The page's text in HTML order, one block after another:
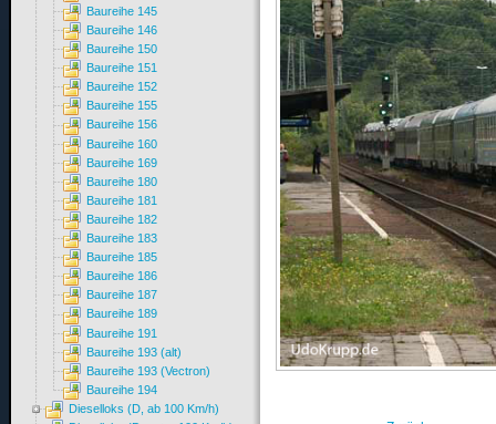
Baureihe 145
Baureihe 146
Baureihe 150
Baureihe 151
Baureihe 152
Baureihe 155
Baureihe 156
Baureihe 160
Baureihe 169
Baureihe 180
Baureihe 181
Baureihe 182
Baureihe 183
Baureihe 185
Baureihe 186
Baureihe 187
Baureihe 189
Baureihe 191
Baureihe 193 (alt)
Baureihe 193 (Vectron)
Baureihe 194
Dieselloks (D, ab 100 Km/h)